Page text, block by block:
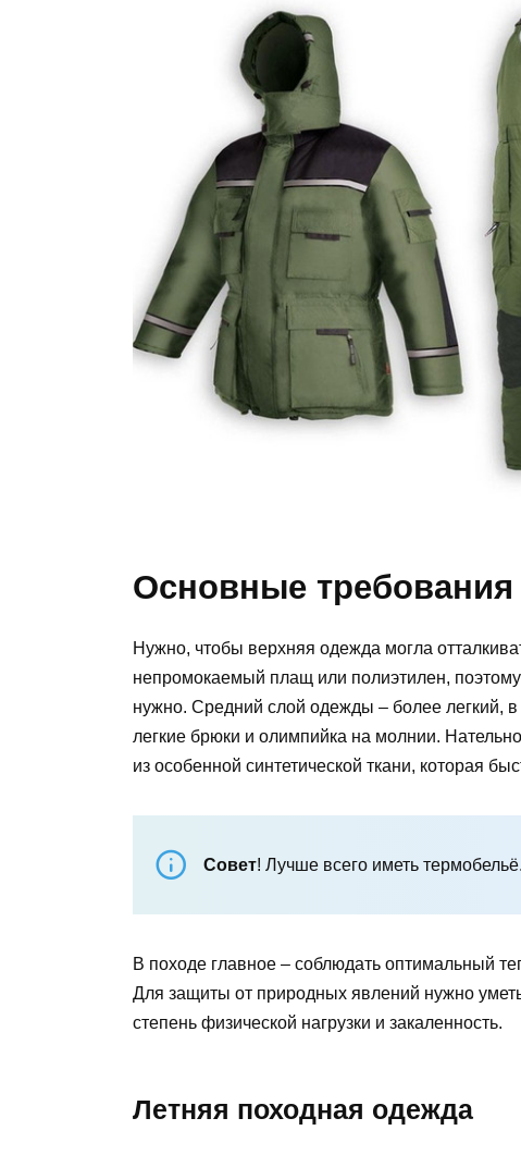
Основные
Нужно, чтобы верхняя одежда могла
непромокаемый плащ или полиэтилен,
нужно. Средний слой одежды – более легкий,
легкие брюки и олимпийка на молнии.
из особенной синтетической ткани, которая
Совет! Лучше всего иметь термобельё.
В походе главное – соблюдать оптимальный
Для защиты от природных явлений нужно
степень физической нагрузки и закаленность.
Летняя походная одежда